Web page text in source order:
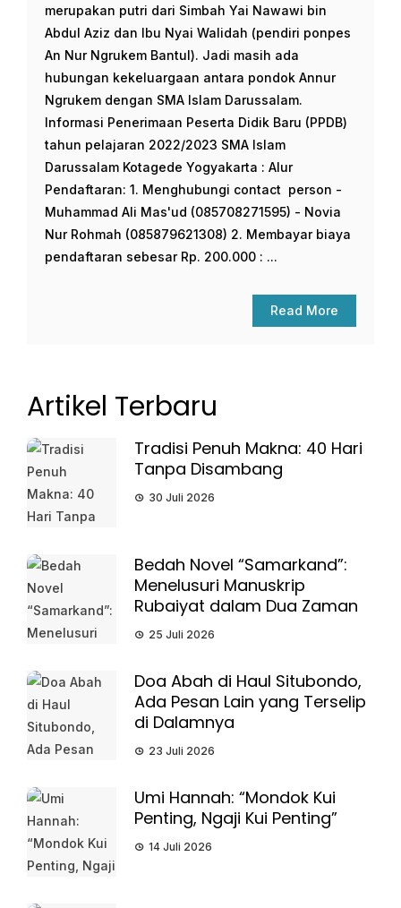
merupakan putri dari Simbah Yai Nawawi bin
Abdul Aziz dan Ibu Nyai Walidah (pendiri ponpes
An Nur Ngrukem Bantul). Jadi masih ada
hubungan kekeluargaan antara pondok Annur
Ngrukem dengan SMA Islam Darussalam.
Informasi Penerimaan Peserta Didik Baru (PPDB)
tahun pelajaran 2022/2023 SMA Islam
Darussalam Kotagede Yogyakarta : Alur
Pendaftaran: 1. Menghubungi contact person -
Muhammad Ali Mas'ud (085708271595) - Novia
Nur Rohmah (085879621308) 2. Membayar biaya
pendaftaran sebesar Rp. 200.000 : ...
Read More
Artikel Terbaru
Tradisi Penuh Makna: 40 Hari
Tanpa Disambang
30 Juli 2026
Bedah Novel “Samarkand”:
Menelusuri Manuskrip
Rubaiyat dalam Dua Zaman
25 Juli 2026
Doa Abah di Haul Situbondo,
Ada Pesan Lain yang Terselip
di Dalamnya
23 Juli 2026
Umi Hannah: “Mondok Kui
Penting, Ngaji Kui Penting”
14 Juli 2026